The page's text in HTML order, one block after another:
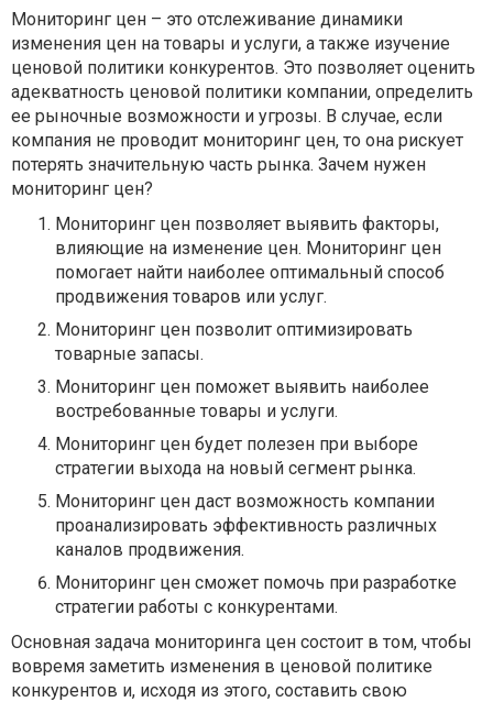
Мониторинг цен – это отслеживание динамики
изменения цен на товары и услуги, а также изучение
ценовой политики конкурентов. Это позволяет оценить
адекватность ценовой политики компании, определить
ее рыночные возможности и угрозы. В случае, если
компания не проводит мониторинг цен, то она рискует
потерять значительную часть рынка. Зачем нужен
мониторинг цен?
Мониторинг цен позволяет выявить факторы,
влияющие на изменение цен. Мониторинг цен
помогает найти наиболее оптимальный способ
продвижения товаров или услуг.
Мониторинг цен позволит оптимизировать
товарные запасы.
Мониторинг цен поможет выявить наиболее
востребованные товары и услуги.
Мониторинг цен будет полезен при выборе
стратегии выхода на новый сегмент рынка.
Мониторинг цен даст возможность компании
проанализировать эффективность различных
каналов продвижения.
Мониторинг цен сможет помочь при разработке
стратегии работы с конкурентами.
Основная задача мониторинга цен состоит в том, чтобы
вовремя заметить изменения в ценовой политике
конкурентов и, исходя из этого, составить свою